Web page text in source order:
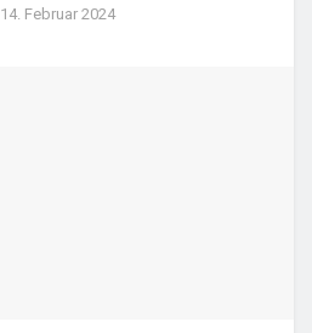
14. Februar 2024